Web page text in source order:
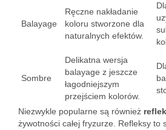
Balayage
Ręczne nakładanie
koloru stworzone dla
naturalnych efektów.
Sombre
Delikatna wersja
balayage z jeszcze
łagodniejszym
przejściem kolorów.
Niezwykle popularne są również
żywotności całej fryzurze. Refleksy to